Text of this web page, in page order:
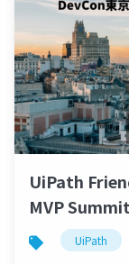
UiPath
MVP
UiPath